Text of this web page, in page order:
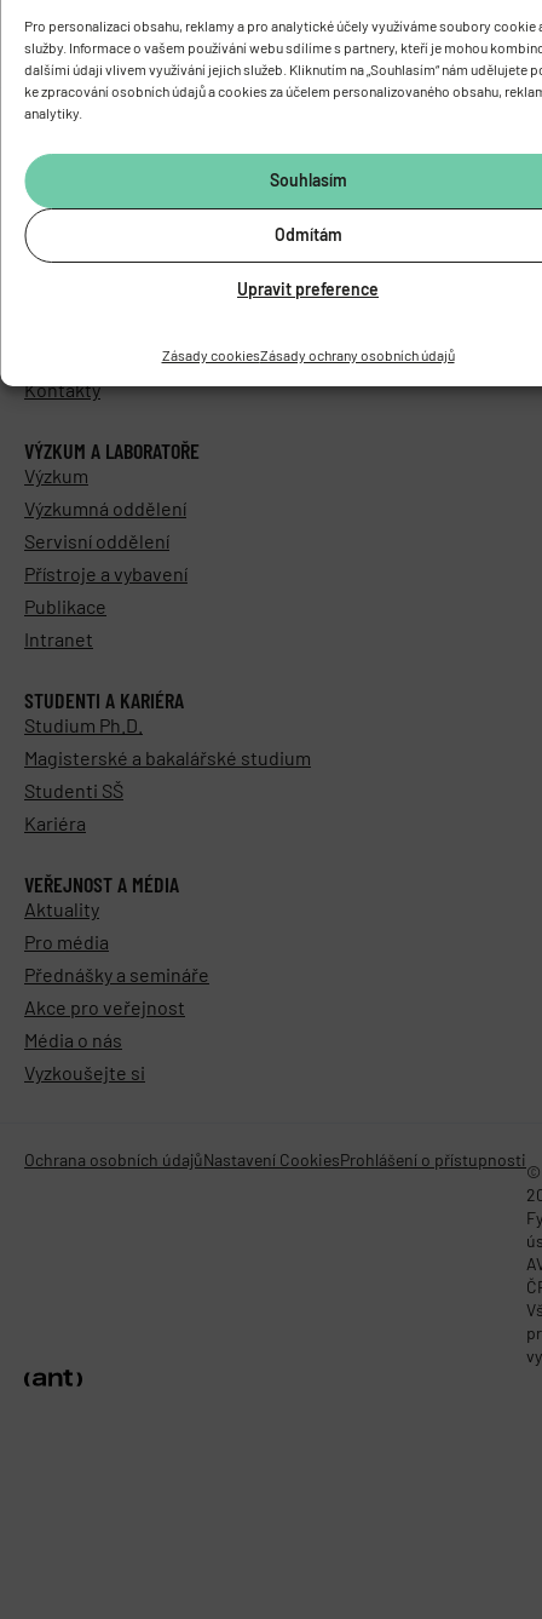
Pro personalizaci obsahu, reklamy a pro analytické účely využíváme soubory cookie
služby. Informace o vašem používání webu sdílíme s partnery, kteří je mohou
dalšími údaji vlivem využívání jejich služeb. Kliknutím na „Souhlasím“ nám udělujete
ke zpracování osobních údajů a cookies za účelem personalizovaného obsahu,
analytiky.
Souhlasím
Odmítám
Upravit preference
Zásady cookiesZásady ochrany osobních údajů
Základní informace
Vedení a struktura
Knihovna
Časopis PhysRes
Povinně zveřejňované informace
Kontakty
VÝZKUM A LABORATOŘE
Výzkum
Výzkumná oddělení
Servisní oddělení
Přístroje a vybavení
Publikace
Intranet
STUDENTI A KARIÉRA
Studium Ph.D.
Magisterské a bakalářské studium
Studenti SŠ
Kariéra
VEŘEJNOST A MÉDIA
Aktuality
Pro média
Přednášky a semináře
Akce pro veřejnost
Média o nás
Vyzkoušejte si
©
Ochrana osobních údajůNastavení CookiesProhlášení o přístupnosti